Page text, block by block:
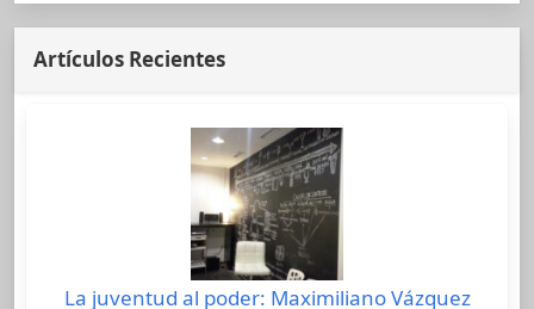
Artículos Recientes
La juventud al poder: Maximiliano Vázquez